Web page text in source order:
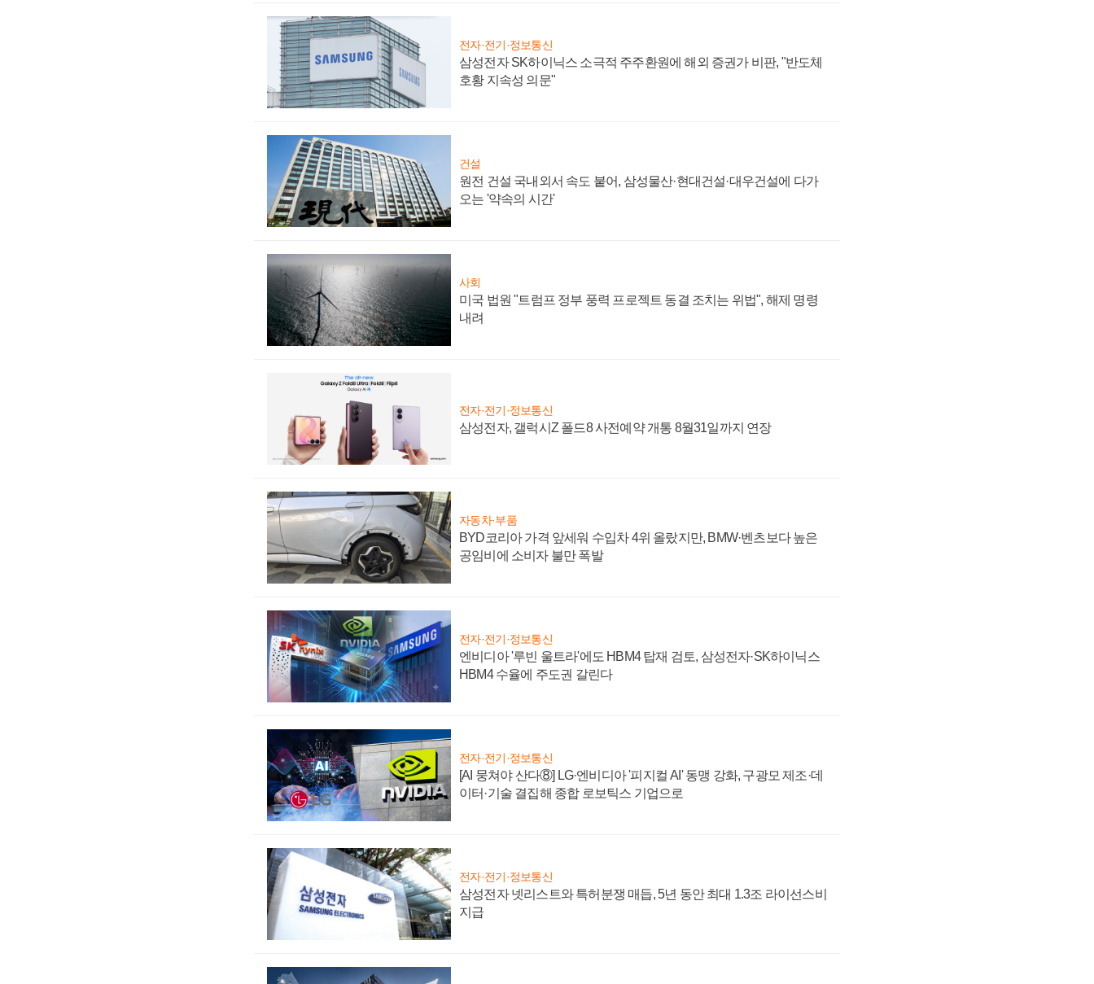
전자·전기·정보통신
삼성전자 SK하이닉스 소극적 주주환원에 해외 증권가 비판, "반도체
호황 지속성 의문"
건설
원전 건설 국내외서 속도 붙어, 삼성물산·현대건설·대우건설에 다가
오는 '약속의 시간'
사회
미국 법원 "트럼프 정부 풍력 프로젝트 동결 조치는 위법", 해제 명령
내려
전자·전기·정보통신
삼성전자, 갤럭시Z 폴드8 사전예약 개통 8월31일까지 연장
자동차·부품
BYD코리아 가격 앞세워 수입차 4위 올랐지만, BMW·벤츠보다 높은
공임비에 소비자 불만 폭발
전자·전기·정보통신
엔비디아 '루빈 울트라'에도 HBM4 탑재 검토, 삼성전자·SK하이닉스
HBM4 수율에 주도권 갈린다
전자·전기·정보통신
[AI 뭉쳐야 산다⑧] LG·엔비디아 '피지컬 AI' 동맹 강화, 구광모 제조·데
이터·기술 결집해 종합 로보틱스 기업으로
전자·전기·정보통신
삼성전자 넷리스트와 특허분쟁 매듭, 5년 동안 최대 1.3조 라이선스비
지급